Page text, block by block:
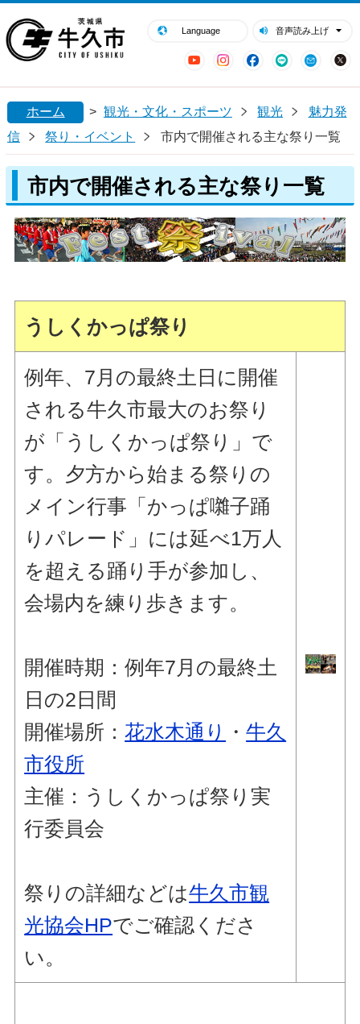
Language 音声読み上げ
YouTubeInstagram
Facebook
LINE Mail
閉じる
ホーム > 観光・文化・スポーツ 観光
魅力発
信
祭り・イベント 市内で開催される主な祭り一覧
市内で開催される主な祭り一覧
うしくかっぱ祭り
例年、7月の最終土日に開催
される牛久市最大のお祭り
が「うしくかっぱ祭り」で
す。夕方から始まる祭りの
メイン行事「かっぱ囃子踊
りパレード」には延べ1万人
を超える踊り手が参加し、
会場内を練り歩きます。
開催時期：例年7月の最終土
日の2日間
開催場所：花水木通り ・牛久
市役所
主催：うしくかっぱ祭り実
行委員会
祭りの詳細などは牛久市観
光協会HPでご確認くださ
い。